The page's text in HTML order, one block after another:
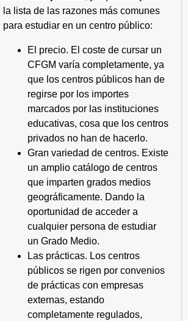
la lista de las razones más comunes
para estudiar en un centro público:
El precio. El coste de cursar un
CFGM varía completamente, ya
que los centros públicos han de
regirse por los importes
marcados por las instituciones
educativas, cosa que los centros
privados no han de hacerlo.
Gran variedad de centros. Existe
un amplio catálogo de centros
que imparten grados medios
geográficamente. Dando la
oportunidad de acceder a
cualquier persona de estudiar
un Grado Medio.
Las prácticas. Los centros
públicos se rigen por convenios
de prácticas con empresas
externas, estando
completamente regulados,